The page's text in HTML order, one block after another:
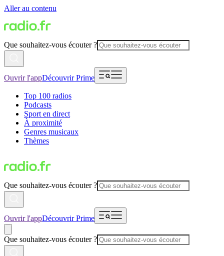
Aller au contenu
Que souhaitez-vous écouter ?
Ouvrir l'appDécouvrir Prime
Top 100 radios
Podcasts
Sport en direct
À proximité
Genres musicaux
Thèmes
Que souhaitez-vous écouter ?
Ouvrir l'appDécouvrir Prime
Que souhaitez-vous écouter ?